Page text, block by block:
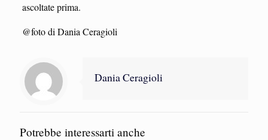
ascoltate prima.
@foto di Dania Ceragioli
Dania Ceragioli
Potrebbe interessarti anche